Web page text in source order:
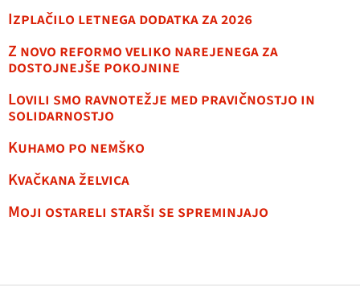
Izplačilo letnega dodatka za 2026
Z novo reformo veliko narejenega za
dostojnejše pokojnine
Lovili smo ravnotežje med pravičnostjo in
solidarnostjo
Kuhamo po nemško
Kvačkana želvica
Moji ostareli starši se spreminjajo